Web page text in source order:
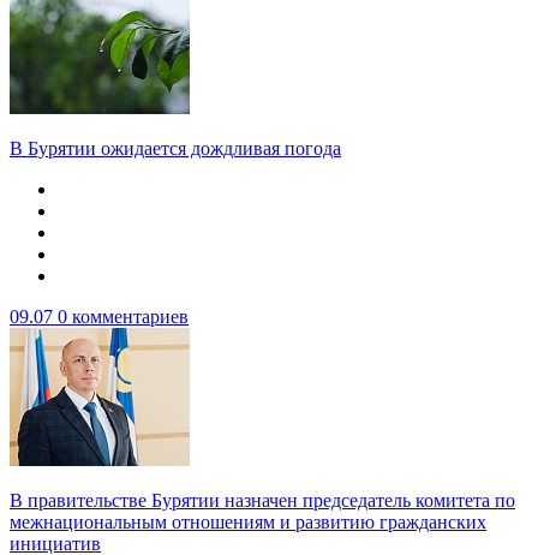
В Бурятии ожидается дождливая погода
09.07 0 комментариев
В правительстве Бурятии назначен председатель комитета по
межнациональным отношениям и развитию гражданских
инициатив